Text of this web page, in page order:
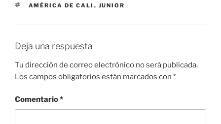
ETIQUETAS
AMÉRICA DE CALI , JUNIOR
Deja una respuesta
Tu dirección de correo electrónico no será publicada.
Los campos obligatorios están marcados con *
Comentario*